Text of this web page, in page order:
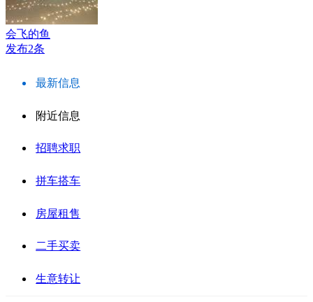
会飞的鱼
发布2条
最新信息
附近信息
招聘求职
拼车搭车
房屋租售
二手买卖
生意转让